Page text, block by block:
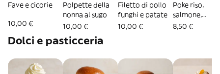
Fave e cicorie
10,00 €
Polpette della
nonna al sugo
10,00 €
Filetto di pollo
funghi e patate
10,00 €
Poke riso,
salmone,
avocado
8,50 €
Dolci e pasticceria